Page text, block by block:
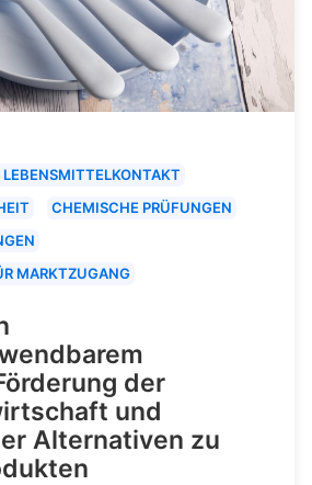
CHEMISCHE PRÜFUNGEN
MARKTZUGANG
der
und
Alternativen zu